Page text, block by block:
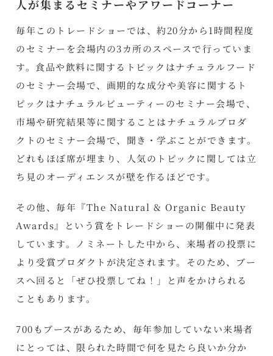
人が集まるセミナーやアワードコーナー
毎年このトレードショーでは、約20分から1時間程度
のセミナーを会場内の3カ所のスペースで行っていま
す。食品や飲料に関するトピックはナチュラルフード
のセミナー会場で、画期的な成分や美容に関するト
ピックはナチュラルビューティーのセミナー会場で、
市場や研究結果等に関することはナチュラルプロダ
クトのセミナー会場で、聞き・学ぶことができます。
どれもほぼ席が埋まり、人気のトピックに関しては立
ち見のオーディエンスが壁を作るほどです。
その他、毎年『The Natural & Organic Beauty
Awards』という賞をトレードショーの開催中に発表
しています。ノミネートした中から、来場者の投票に
より受賞プロダクトが決定されます。そのため、ブー
スへ回ると「ぜひ投票してね！」と声をかけられる
こともあります。
700もブースがあるため、毎年参加していない来場者
にとっては、限られた時間で何を見たら良いか分か